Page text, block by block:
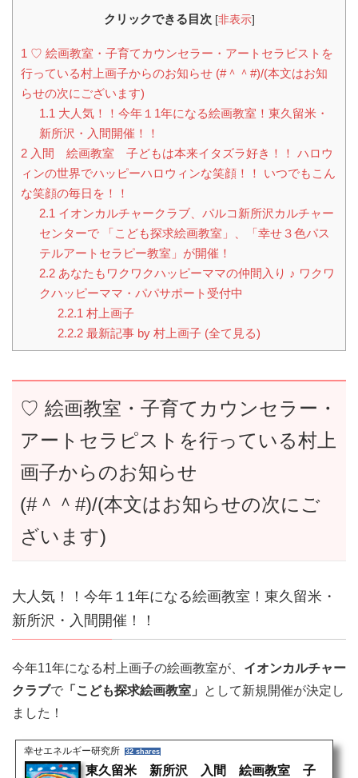
クリックできる目次 [非表示]
1 ♡ 絵画教室・子育てカウンセラー・アートセラピストを
行っている村上画子からのお知らせ (#＾＾#)/(本文はお知
らせの次にございます)
1.1 大人気！！今年１1年になる絵画教室！東久留米・
新所沢・入間開催！！
2 入間 絵画教室 子どもは本来イタズラ好き！！ ハロウ
ィンの世界でハッピーハロウィンな笑顔！！ いつでもこん
な笑顔の毎日を！！
2.1 イオンカルチャークラブ、パルコ新所沢カルチャー
センターで 「こども探求絵画教室」、「幸せ３色パス
テルアートセラピー教室」が開催！
2.2あなたもワクワクハッピーママの仲間入り ♪ ワクワ
クハッピーママ・パパサポート受付中
2.2.1 村上画子
2.2.2最新記事 by 村上画子 (全て見る)
♡ 絵画教室・子育てカウンセラー・
アートセラピストを行っている村上
画子からのお知らせ
(#＾＾#)/(本文はお知らせの次にご
ざいます)
大人気！！今年１1年になる絵画教室！東久留米・
新所沢・入間開催！！
今年11年になる村上画子の絵画教室が、 イオンカルチャー
クラブで 「こども探求絵画教室」
として新規開催が決定し
ました！
幸せエネルギー研究所 32 shares
東久留米 新所沢 入間 絵画教室 子